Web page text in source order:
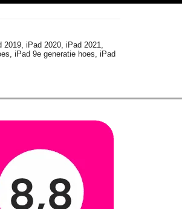
2019, iPad 2020, iPad 2021,
iPad 9e generatie hoes, iPad